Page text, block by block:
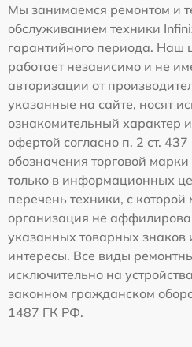
Мы занимаемся ремонтом и
обслуживанием техники
гарантийного периода. Наш
работает независимо и не
авторизации от
указанные на сайте, носят
ознакомительный характер
офертой согласно п. 2 ст.
обозначения торговой
только в информационных
перечень техники, с
организация не
указанных товарных знаков
интересы. Все виды
исключительно на
законном гражданском
1487 ГК РФ.